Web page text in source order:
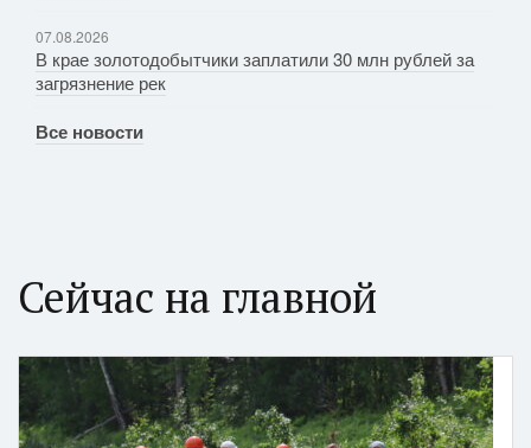
07.08.2026
В крае золотодобытчики заплатили 30 млн рублей за
загрязнение рек
Все новости
Сейчас на главной